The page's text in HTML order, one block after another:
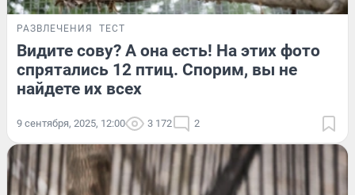
РАЗВЛЕЧЕНИЯ ТЕСТ
Видите сову? А она есть! На этих фото
спрятались 12 птиц. Спорим, вы не
найдете их всех
9 сентября, 2025, 12:00 3 172 2